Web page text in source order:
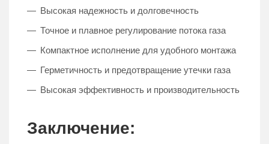
Высокая надежность и долговечность
Точное и плавное регулирование потока газа
Компактное исполнение для удобного монтажа
Герметичность и предотвращение утечки газа
Высокая эффективность и производительность
Заключение: